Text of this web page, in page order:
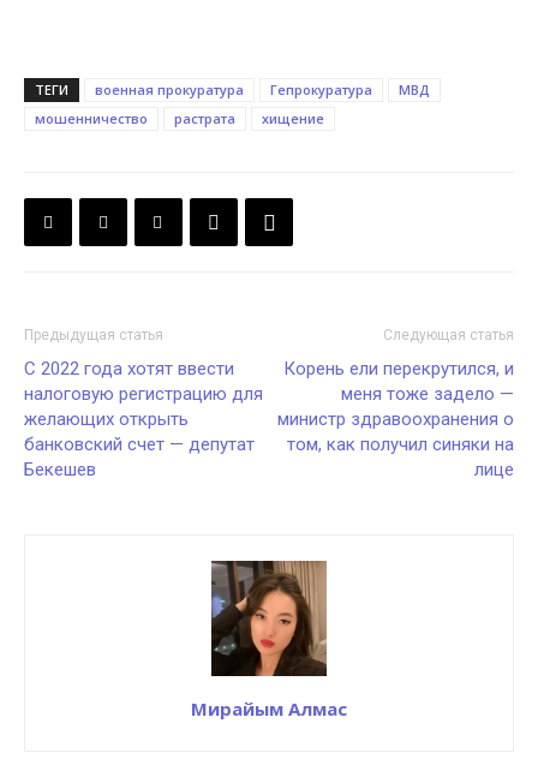
ТЕГИ военная прокуратура Гепрокуратура
МВД
мошенничество
растрата хищение
Предыдущая статья
С 2022 года хотят ввести
налоговую регистрацию для
желающих открыть
банковский счет — депутат
Бекешев
Следующая статья
Корень ели перекрутился, и
меня тоже задело —
министр здравоохранения о
том, как получил синяки на
лице
Мирайым Алмас